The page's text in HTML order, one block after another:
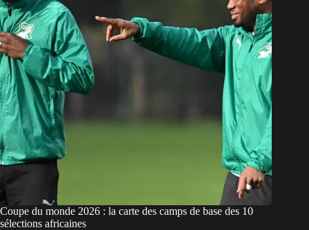
Coupe du monde 2026 : la carte des camps de base des 10
sélections africaines